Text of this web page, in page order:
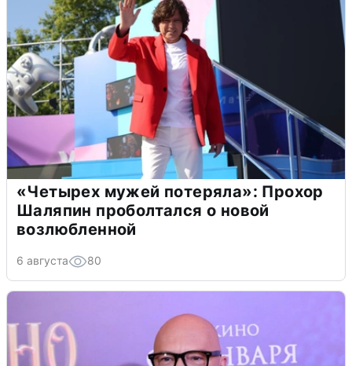
«Четырех мужей потеряла»: Прохор
Шаляпин проболтался о новой
возлюбленной
6 августа 80